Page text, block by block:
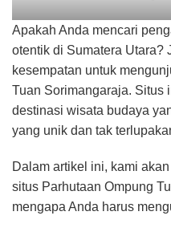
Apakah Anda mencari
otentik di Sumatera Utara?
kesempatan untuk
Tuan Sorimangaraja. Situs
destinasi wisata budaya
yang unik dan tak
Dalam artikel ini, kami
situs Parhutaan Ompung
mengapa Anda harus